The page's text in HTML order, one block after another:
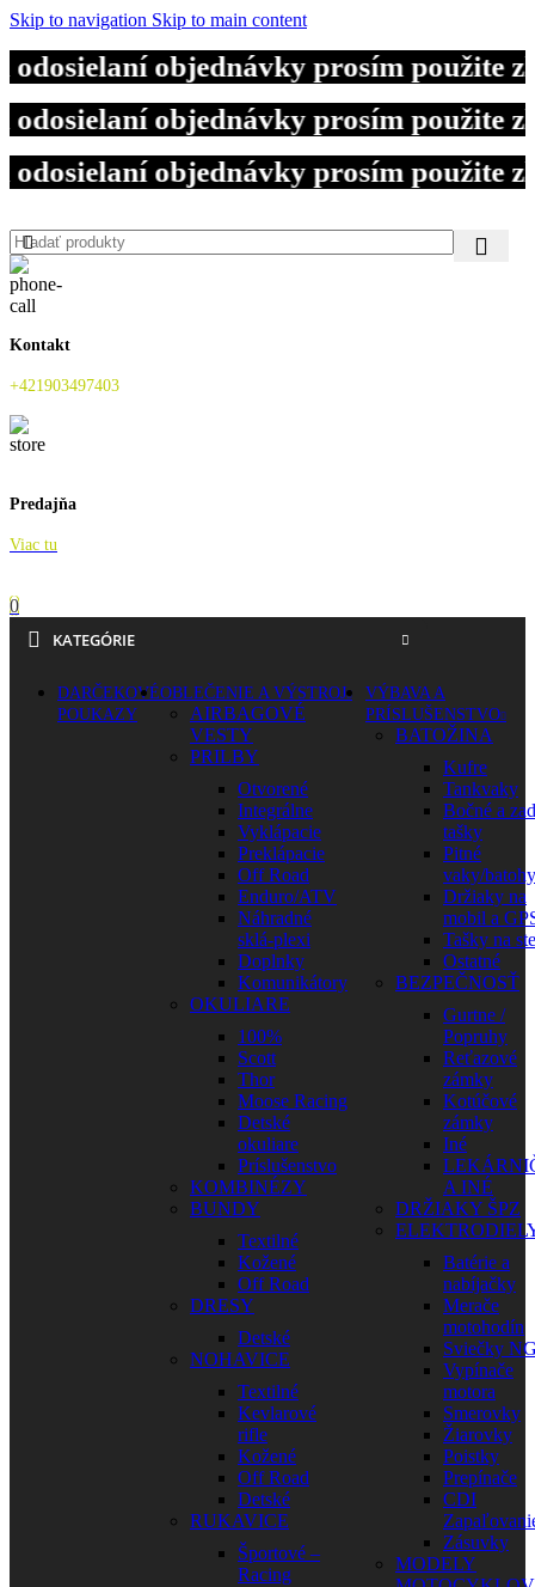
Skip to navigation Skip to main content
objednávky prosím použite
objednávky prosím použite
objednávky prosím použite
Kontakt
+421903497403
Predajňa
Viac tu
0
KATEGÓRIE
DARČEKOVÉ
POUKAZY
OBLEČENIE A VÝSTROJ
AIRBAGOVÉ
VESTY
PRILBY
Otvorené
Integrálne
Vyklápacie
Preklápacie
Off Road
Enduro/ATV
Náhradné
sklá-plexi
Doplnky
Komunikátory
OKULIARE
100%
Scott
Thor
Moose Racing
Detské
okuliare
Príslušenstvo
KOMBINÉZY
BUNDY
Textilné
Kožené
Off Road
DRESY
Detské
NOHAVICE
Textilné
Kevlarové
rifle
Kožené
Off Road
Detské
RUKAVICE
Športové –
Racing
VÝBAVA A
PRÍSLUŠENSTVO
BATOŽINA
Kufre
Tankvaky
Bočné a
tašky
Pitné
vaky/batohy
Držiaky na
mobil a
Tašky na
Ostatné
BEZPEČNOSŤ
Gurtne /
Popruhy
Reťazové
zámky
Kotúčové
zámky
Iné
A INÉ
DRŽIAKY ŠPZ
Batérie a
nabíjačky
Merače
motohodín
Sviečky
Vypínače
motora
Smerovky
Žiarovky
Poistky
Prepínače
CDI
Zásuvky
MODELY